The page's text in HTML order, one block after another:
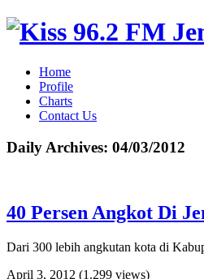
Home
Profile
Charts
Contact Us
Daily Archives: 04/03/2012
40 Persen Angkot Di
Dari 300 lebih angkutan kota di
April 3, 2012 (1.299 views)